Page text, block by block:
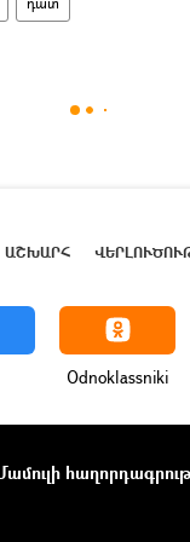
ԱՇԽԱՐՀ
Odnoklassniki